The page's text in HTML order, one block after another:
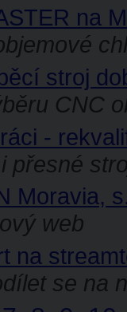
na
stroj
CNC
-
přesné
Moravia,
web
na
se na